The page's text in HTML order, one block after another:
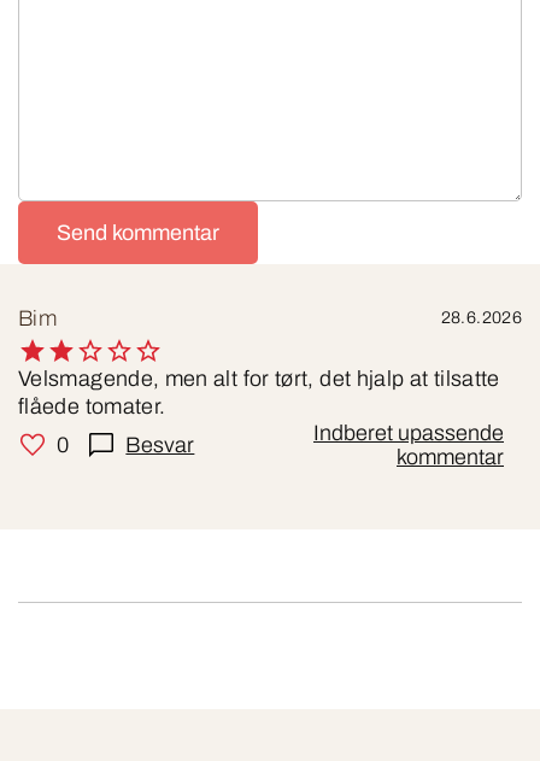
Send kommentar
Bim 28.6.2026
Velsmagende, men alt for tørt, det hjalp at tilsatte
flåede tomater.
0
Besvar
Indberet upassende
kommentar